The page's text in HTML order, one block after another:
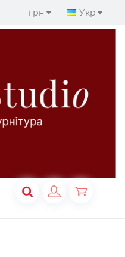
грн Укр